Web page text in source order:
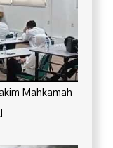
Mahkamah